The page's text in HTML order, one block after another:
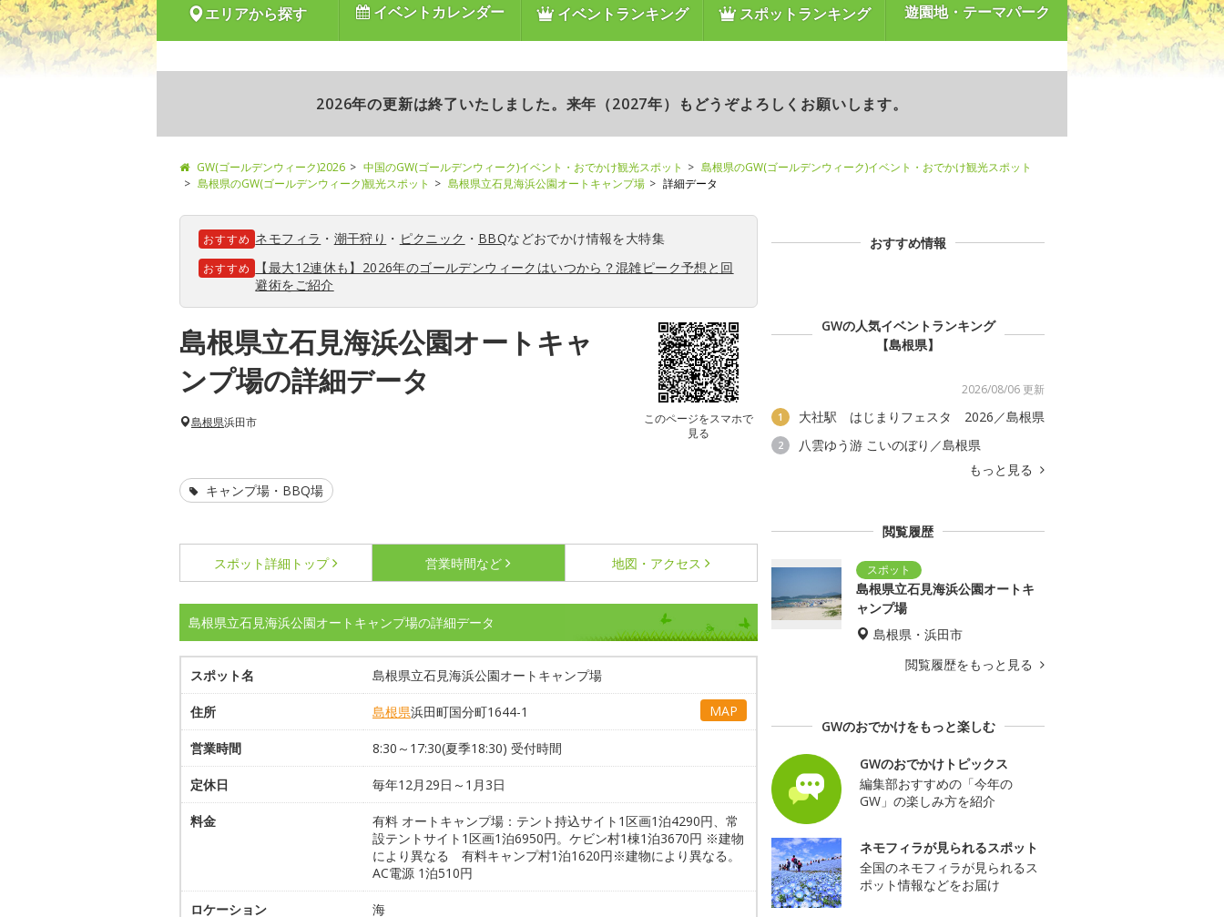
エリアから探す イベントカレンダー イベントランキング スポットランキング 遊園地・テーマパーク
2026年の更新は終了いたしました。来年（2027年）もどうぞよろしくお願いします。
GW(ゴールデンウィーク)2026 中国のGW(ゴールデンウィーク)イベント・おでかけ観光スポット
島根県のGW(ゴールデンウィーク)イベント・おでかけ観光スポット
島根県のGW(ゴールデンウィーク)観光スポット
島根県立石見海浜公園オートキャンプ場 詳細データ
おすすめ ネモフィラ ・ 潮干狩り ・ ピクニック ・ BBQなどおでかけ情報を大特集
おすすめ
【最大12連休も】2026年のゴールデンウィークはいつから？混雑ピーク予想と回
避術をご紹介
島根県立石見海浜公園オートキャ
ンプ場の詳細データ
このページをスマホで
見る
島根県浜田市
キャンプ場・BBQ場
スポット詳細 トップ 営業時間など 地図・アクセス
島根県立石見海浜公園オートキャンプ場の詳細データ
スポット名 島根県立石見海浜公園オートキャンプ場
住所 島根県浜田町国分町1644-1 MAP
営業時間 8:30～17:30(夏季18:30) 受付時間
定休日 毎年12月29日～1月3日
料金
有料 オートキャンプ場：テント持込サイト1区画1泊4290円、常
設テントサイト1区画1泊6950円。ケビン村1棟1泊3670円 ※建物
により異なる 有料キャンプ村1泊1620円※建物により異なる。
AC電源 1泊510円
ロケーション 海
おすすめ情報
GWの人気イベントランキング
【島根県】
2026/08/06 更新
1 大社駅 はじまりフェスタ 2026／島根県
2
八雲ゆう游 こいのぼり／島根県
もっと見る
閲覧履歴
島根県立石見海浜公園オートキ
ャンプ場
島根県・浜田市
閲覧履歴をもっと見る
GWのおでかけをもっと楽しむ
GWのおでかけトピックス
編集部おすすめの「今年の
GW」の楽しみ方を紹介
ネモフィラが見られるスポット
全国のネモフィラが見られるス
ポット情報などをお届け